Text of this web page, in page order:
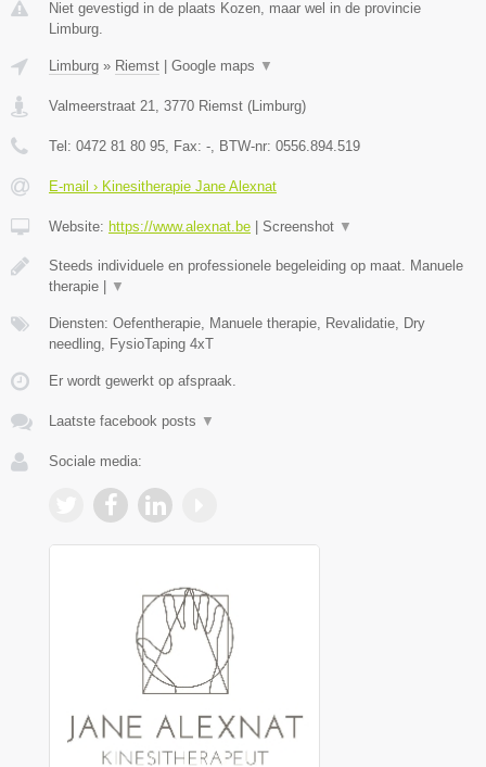
Niet gevestigd in de plaats Kozen, maar wel in de provincie
Limburg.
Limburg » Riemst Google maps ▼
Valmeerstraat 21 3770 Riemst ( Limburg)
Tel: 0472 81 80 95 , Fax: - , BTW-nr: 0556.894.519
E-mail › Kinesitherapie Jane Alexnat
Website: https://www.alexnat.be Screenshot ▼
Steeds individuele en professionele begeleiding op maat. Manuele
therapie |
▼
Diensten: Oefentherapie, Manuele therapie, Revalidatie, Dry
needling, FysioTaping 4xT
Er wordt gewerkt op afspraak.
Laatste facebook posts ▼
Sociale media: